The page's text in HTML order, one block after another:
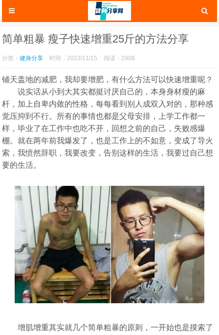
简单粗暴 瘦子快速增重25斤的方法分享
分类：健身分享 时间：2023/11/15 阅读：2908
铺天盖地的减肥，我却要增肥，有什么方法可以快速增重呢？
说实话从小到大其实都挺讨厌自己的，本身身材瘦的麻
杆，加上自卑内敛的性格，每每看到别人成双入对的，那种感
觉压抑到不行。所有的事情也都是父母安排，上学工作都一
样，毕业了在工作中也吃不开，回想之前的自己，失败感爆
棚。就在两年前我爆发了，也是工作上的不如意，变成了导火
索，我愤然辞职，我要改变，告别这样的生活，我要过自己想
要的生活。
增肌增重其实就几个简单粗暴的原则，一开始也是摸索了